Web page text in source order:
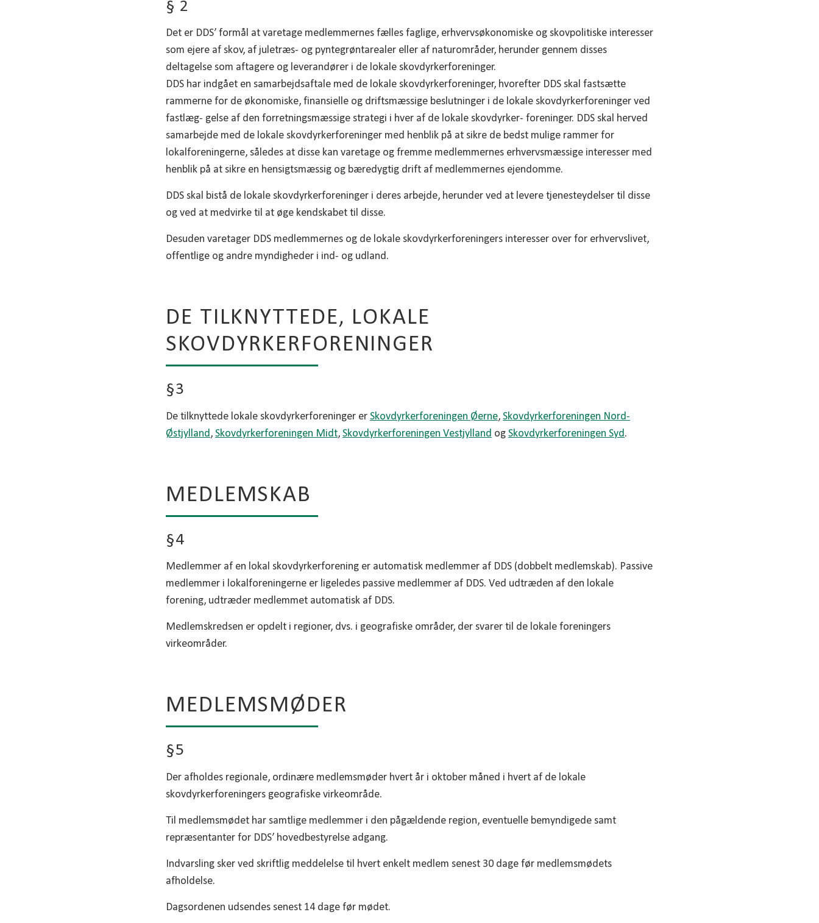
§ 2
Det er DDS’ formål at varetage medlemmernes fælles faglige, erhvervsøkonomiske og skovpolitiske interesser
som ejere af skov, af juletræs- og pyntegrøntarealer eller af naturområder, herunder gennem disses
deltagelse som aftagere og leverandører i de lokale skovdyrkerforeninger.
DDS har indgået en samarbejdsaftale med de lokale skovdyrkerforeninger, hvorefter DDS skal fastsætte
rammerne for de økonomiske, finansielle og driftsmæssige beslutninger i de lokale skovdyrkerforeninger ved
fastlæg- gelse af den forretningsmæssige strategi i hver af de lokale skovdyrker- foreninger. DDS skal herved
samarbejde med de lokale skovdyrkerforeninger med henblik på at sikre de bedst mulige rammer for
lokalforeningerne, således at disse kan varetage og fremme medlemmernes erhvervsmæssige interesser med
henblik på at sikre en hensigtsmæssig og bæredygtig drift af medlemmernes ejendomme.
DDS skal bistå de lokale skovdyrkerforeninger i deres arbejde, herunder ved at levere tjenesteydelser til disse
og ved at medvirke til at øge kendskabet til disse.
Desuden varetager DDS medlemmernes og de lokale skovdyrkerforeningers interesser over for erhvervslivet,
offentlige og andre myndigheder i ind- og udland.
DE TILKNYTTEDE, LOKALE
SKOVDYRKERFORENINGER
§3
De tilknyttede lokale skovdyrkerforeninger er Skovdyrkerforeningen Øerne, Skovdyrkerforeningen Nord-
Østjylland , Skovdyrkerforeningen Midt, Skovdyrkerforeningen Vestjylland og Skovdyrkerforeningen Syd.
MEDLEMSKAB
§4
Medlemmer af en lokal skovdyrkerforening er automatisk medlemmer af DDS (dobbelt medlemskab). Passive
medlemmer i lokalforeningerne er ligeledes passive medlemmer af DDS. Ved udtræden af den lokale
forening, udtræder medlemmet automatisk af DDS.
Medlemskredsen er opdelt i regioner, dvs. i geografiske områder, der svarer til de lokale foreningers
virkeområder.
MEDLEMSMØDER
§5
Der afholdes regionale, ordinære medlemsmøder hvert år i oktober måned i hvert af de lokale
skovdyrkerforeningers geografiske virkeområde.
Til medlemsmødet har samtlige medlemmer i den pågældende region, eventuelle bemyndigede samt
repræsentanter for DDS’ hovedbestyrelse adgang.
Indvarsling sker ved skriftlig meddelelse til hvert enkelt medlem senest 30 dage før medlemsmødets
afholdelse.
Dagsordenen udsendes senest 14 dage før mødet.